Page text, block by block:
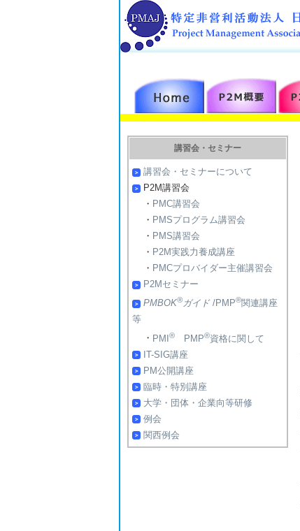
講習会・セミナー
講習会・セミナーについて
P2M講習会
・ PMC講習会
・ PMSプログラム講習会
・ PMS講習会
・ P2M実践力養成講座
・ PMCプロバイダー主催講習会
P2Mセミナー
PMBOK®ガイド/PMP®関連講座
等
・ PMI® PMP®資格に関して
IT-SIG講座
PM公開講座
臨時・特別講座
大学・団体・企業向等研修
例会
関西例会